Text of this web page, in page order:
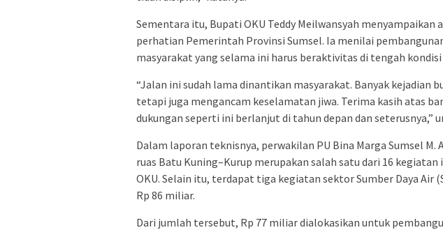
Sementara itu, Bupati OKU Teddy Meilwansyah menyampaikan
perhatian Pemerintah Provinsi Sumsel. Ia menilai
masyarakat yang selama ini harus beraktivitas di tengah kondisi
“Jalan ini sudah lama dinantikan masyarakat. Banyak kejadian
tetapi juga mengancam keselamatan jiwa. Terima kasih atas
dukungan seperti ini berlanjut di tahun depan dan seterusnya,”
Dalam laporan teknisnya, perwakilan PU Bina Marga Sumsel M.
ruas Batu Kuning–Kurup merupakan salah satu dari 16
OKU. Selain itu, terdapat tiga kegiatan sektor Sumber Daya Air
Rp 86 miliar.
Dari jumlah tersebut, Rp 77 miliar dialokasikan untuk